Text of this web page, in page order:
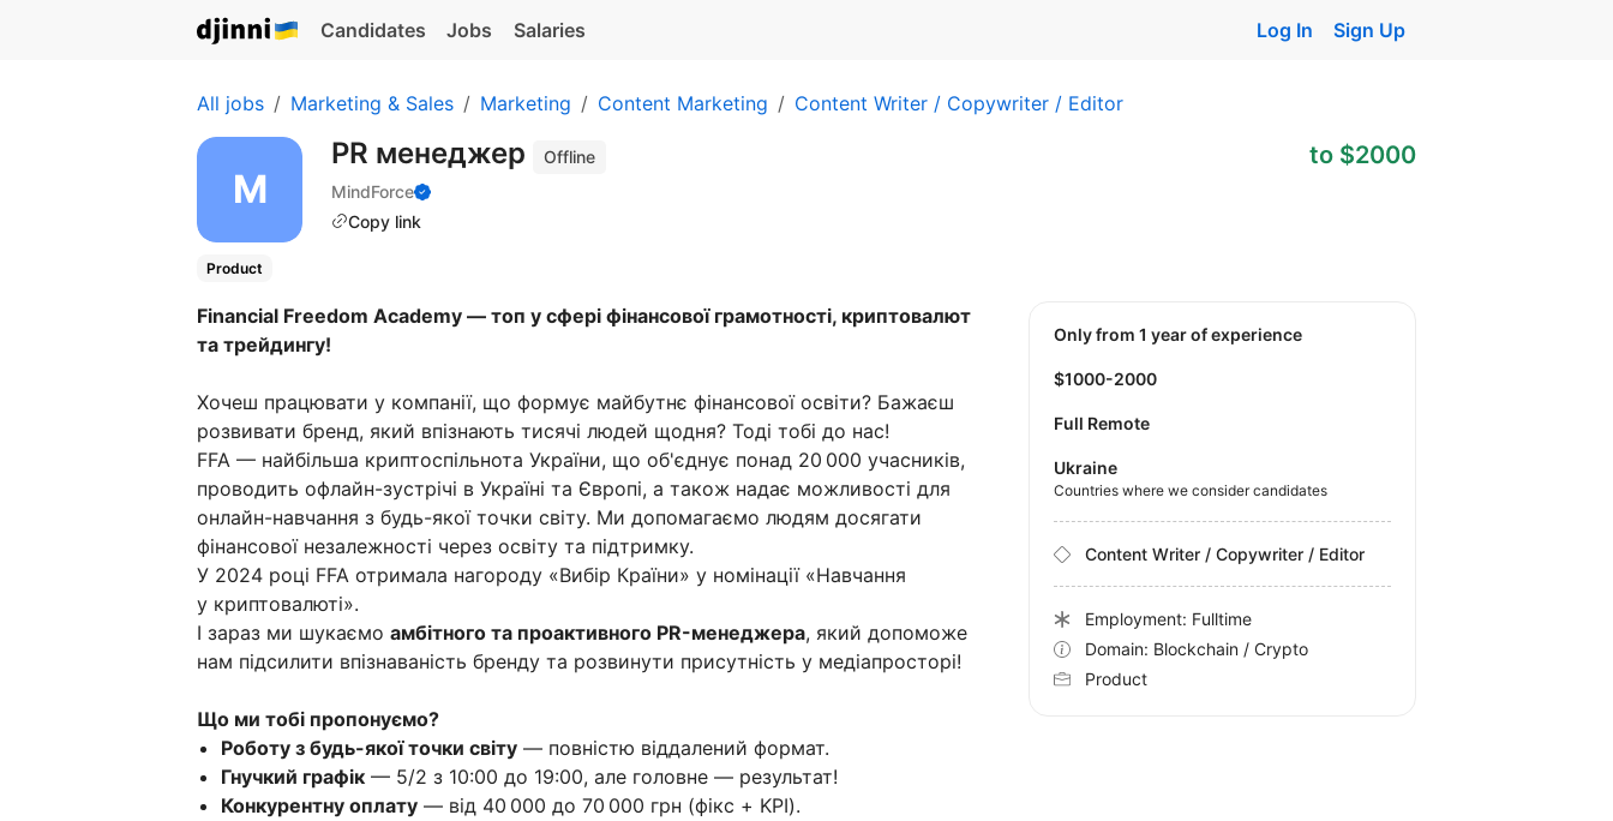
Candidates Jobs Salaries Log In Sign Up
All jobs Marketing & Sales Marketing Content Marketing Content Writer / Copywriter / Editor
PR менеджер
Offline
MindForce
Copy link
to $2000
Product
Financial Freedom Academy — топ у сфері фінансової грамотності, криптовалют
та трейдингу!
Хочеш працювати у компанії, що формує майбутнє фінансової освіти? Бажаєш
розвивати бренд, який впізнають тисячі людей щодня? Тоді тобі до нас!
FFA — найбільша криптоспільнота України, що об'єднує понад 20 000 учасників,
проводить офлайн-зустрічі в Україні та Європі, а також надає можливості для
онлайн-навчання з будь-якої точки світу. Ми допомагаємо людям досягати
фінансової незалежності через освіту та підтримку.
У 2024 році FFA отримала нагороду «Вибір Країни» у номінації «Навчання
у криптовалюті».
І зараз ми шукаємо амбітного та проактивного PR-менеджера, який допоможе
нам підсилити впізнаваність бренду та розвинути присутність у медіапросторі!
Що ми тобі пропонуємо?
Роботу з будь-якої точки світу — повністю віддалений формат.
Гнучкий графік — 5/2 з 10:00 до 19:00, але головне — результат!
Конкурентну оплату — від 40 000 до 70 000 грн (фікс + KPI).
Only from 1 year of experience
$1000-2000
Full Remote
Ukraine
Countries where we consider candidates
Content Writer / Copywriter / Editor
Employment: Fulltime
Domain: Blockchain / Crypto
Product